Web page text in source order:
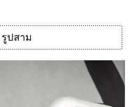
รูปสาม